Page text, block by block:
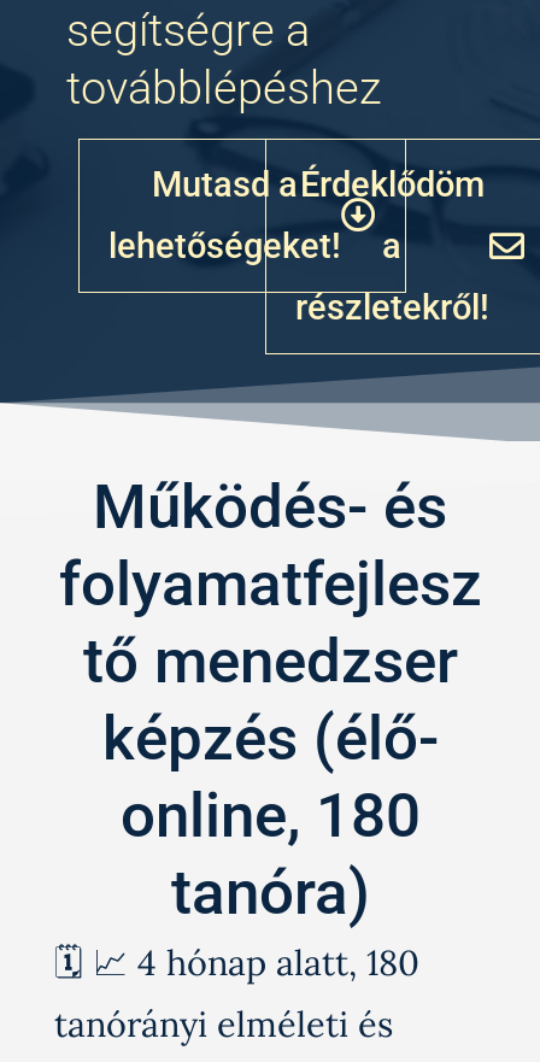
segítségre a
továbblépéshez
Mutasd a
lehetőségeket!
Érdeklődöm
a
részletekről!
Működés- és
folyamatfejlesz
tő menedzser
képzés (élő-
online, 180
tanóra)
🗓️ 📈 4 hónap alatt, 180
tanórányi elméleti és